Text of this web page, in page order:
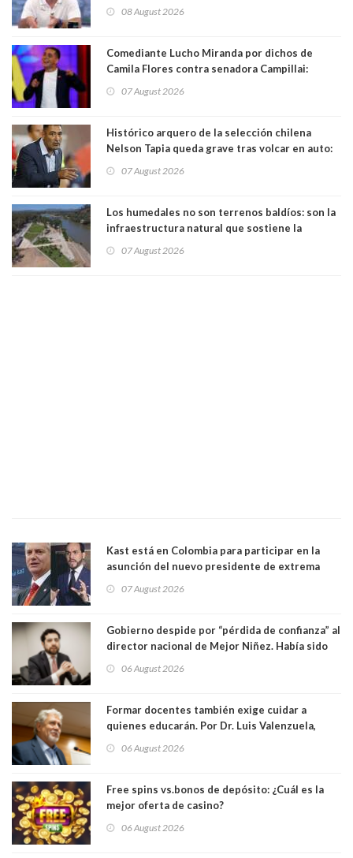
Condes
08 August 2026
Comediante Lucho Miranda por dichos de
Camila Flores contra senadora Campillai:
"Pensar que todo se consigue por pena es una
forma de quitar dignidad"
07 August 2026
Histórico arquero de la selección chilena
Nelson Tapia queda grave tras volcar en auto:
manejaba en estado de ebriedad
07 August 2026
Los humedales no son terrenos baldíos: son la
infraestructura natural que sostiene la
vida. Por Alfredo Peña, Periodista
07 August 2026
Kast está en Colombia para participar en la
asunción del nuevo presidente de extrema
derecha Abelardo de la Espriella
07 August 2026
Gobierno despide por “pérdida de confianza” al
director nacional de Mejor Niñez. Había sido
elegido por Alta Dirección Pública
06 August 2026
Formar docentes también exige cuidar a
quienes educarán. Por Dr. Luis Valenzuela,
Patricia Bravo Rojas, Francisca Paudif Carcamo,
Académicos U. Católica Silva Henríquez
06 August 2026
Free spins vs.bonos de depósito: ¿Cuál es la
mejor oferta de casino?
06 August 2026